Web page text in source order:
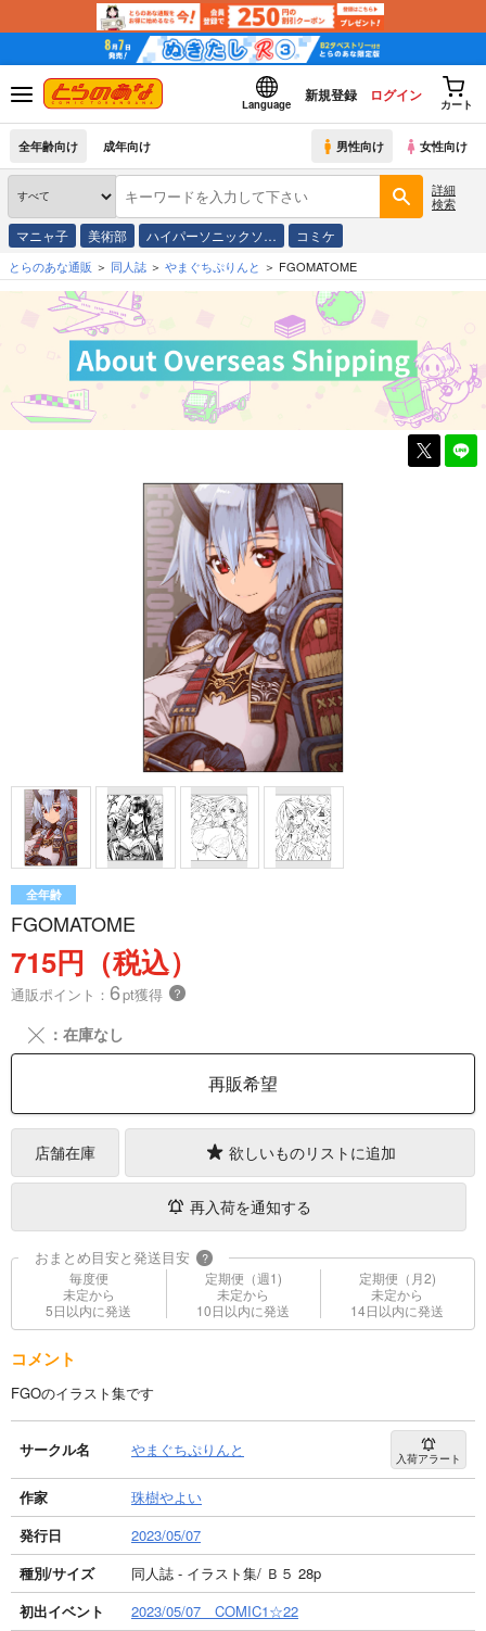
Language
新規登録 ログイン
カート
全年齢向け 成年向け 男性向け 女性向け
詳細
検索
マニャ子 美術部 ハイパーソニックソ… コミケ
とらのあな通販 同人誌 やまぐちぷりんと FGOMATOME
全年齢
FGOMATOME
715円（税込）
通販ポイント： 6pt獲得 ？
╳ ：在庫なし
再販希望
店舗在庫 欲しいものリストに追加
再入荷を通知する
おまとめ目安と発送目安 ?
毎度便
未定から
5日以内に発送
定期便（週1)
未定から
10日以内に発送
定期便（月2)
未定から
14日以内に発送
コメント
FGOのイラスト集です
サークル名 やまぐちぷりんと 入荷アラート
作家
珠樹やよい
発行日
2023/05/07
種別/サイズ
同人誌 - イラスト集/ Ｂ５ 28p
初出イベント
2023/05/07 COMIC1☆22